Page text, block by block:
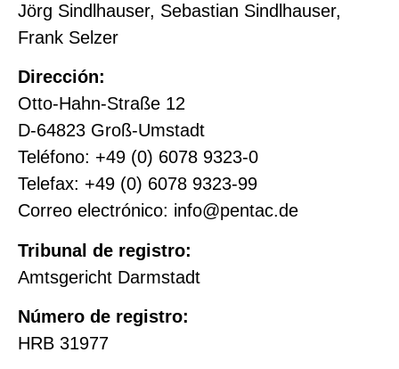
Jörg Sindlhauser, Sebastian Sindlhauser,
Frank Selzer
Dirección:
Otto-Hahn-Straße 12
D-64823 Groß-Umstadt
Teléfono: +49 (0) 6078 9323-0
Telefax: +49 (0) 6078 9323-99
Correo electrónico: info@pentac.de
Tribunal de registro:
Amtsgericht Darmstadt
Número de registro:
HRB 31977